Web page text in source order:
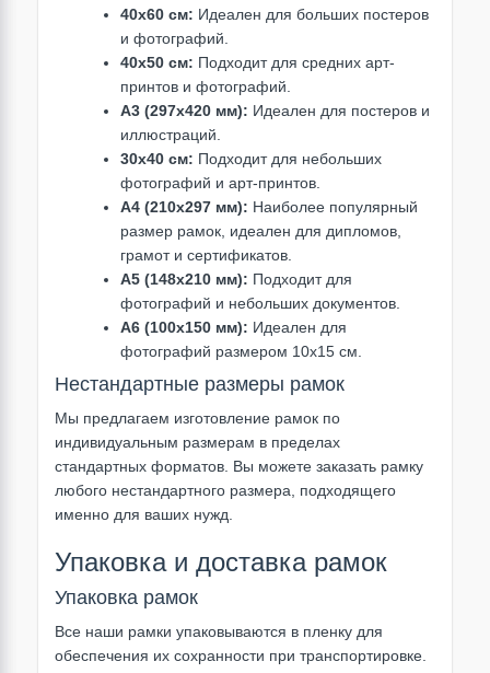
40x60 см: Идеален для больших постеров
и фотографий.
40x50 см: Подходит для средних арт-
принтов и фотографий.
A3 (297x420 мм): Идеален для постеров и
иллюстраций.
30x40 см: Подходит для небольших
фотографий и арт-принтов.
А4 (210х297 мм): Наиболее популярный
размер рамок, идеален для дипломов,
грамот и сертификатов.
А5 (148х210 мм): Подходит для
фотографий и небольших документов.
А6 (100х150 мм): Идеален для
фотографий размером 10х15 см.
Нестандартные размеры рамок
Мы предлагаем изготовление рамок по
индивидуальным размерам в пределах
стандартных форматов. Вы можете заказать рамку
любого нестандартного размера, подходящего
именно для ваших нужд.
Упаковка и доставка рамок
Упаковка рамок
Все наши рамки упаковываются в пленку для
обеспечения их сохранности при транспортировке.